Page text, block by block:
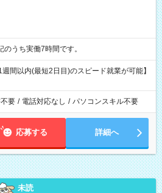
※表記のうち実働7時間です。
間以内(最短2日目)のスピード就業が可能】
要 / 電話対応なし / パソコンスキル不要
応募する 詳細へ
未読